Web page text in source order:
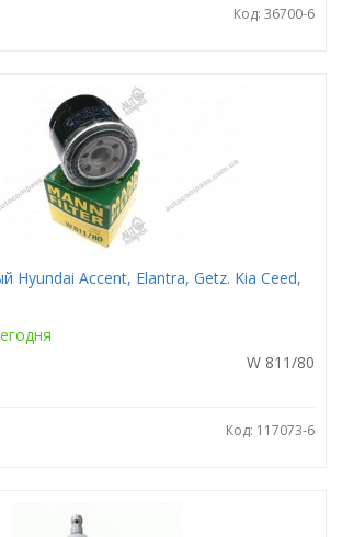
Код: 36700-6
Hyundai Accent, Elantra, Getz. Kia Ceed,
W 811/80
Код: 117073-6